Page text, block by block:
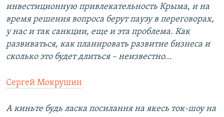
инвестиционную привлекательность Крыма, и на
время решения вопроса берут паузу в переговорах,
у нас и так санкции, еще и эта проблема. Как
развиваться, как планировать развитие бизнеса и
сколько это будет длиться – неизвестно…
Сергей Мокрушин
А киньте будь ласка посилання на якесь ток-шоу на